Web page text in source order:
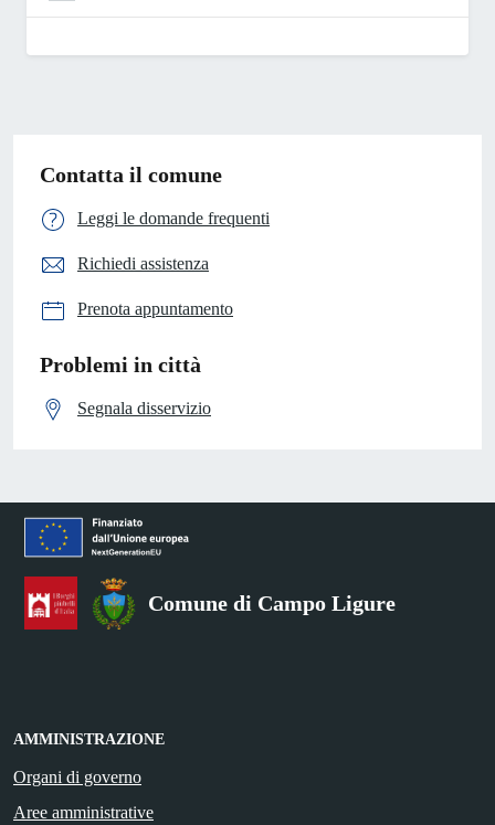
Contatta il comune
Leggi le domande frequenti
Richiedi assistenza
Prenota appuntamento
Problemi in città
Segnala disservizio
Comune di Campo Ligure
AMMINISTRAZIONE
Organi di governo
Aree amministrative